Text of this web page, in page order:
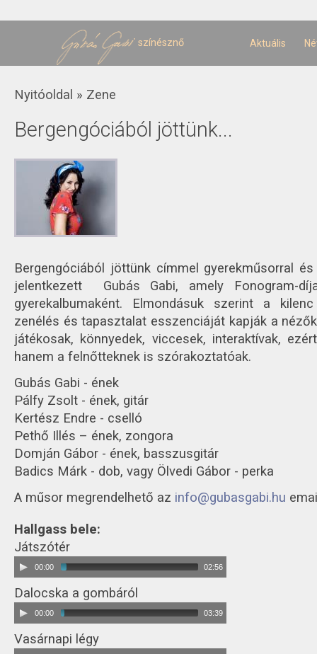
színésznő Aktuális
Jelenlegi hely
Nyitóoldal » Zene
Bergengóciából jöttünk...
Bergengóciából jöttünk címmel gyerekműsorral
jelentkezett Gubás Gabi, amely Fonogram-
gyerekalbumaként. Elmondásuk szerint a
zenélés és tapasztalat esszenciáját kapják a
játékosak, könnyedek, viccesek, interaktívak,
hanem a felnőtteknek is szórakoztatóak.
Gubás Gabi - ének
Pálfy Zsolt - ének, gitár
Kertész Endre - cselló
Pethő Illés – ének, zongora
Domján Gábor - ének, basszusgitár
Badics Márk - dob, vagy Ölvedi Gábor - perka
A műsor megrendelhető az info@gubasgabi.hu
Hallgass bele:
Játszótér
00:00 02:56
Dalocska a gombáról
00:00 03:39
Vasárnapi légy